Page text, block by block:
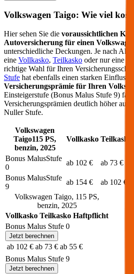
Volkswagen Taigo: Wie viel
Hier sehen Sie die voraussichtlichen
Autoversicherung für einen Volkswagen
unterschiedliche Deckungen. Je nach
eine Vollkasko, Teilkasko oder nur eine
richtige Wahl für Ihren
Stufe hat ebenfalls einen starken Einfluss
Versicherungsprämie für Ihren
Einsteigerstufe (Bonus Malus Stufe 9)
Versicherungsprämien deutlich höher aus
Nuller Stufe.
Volkswagen
Taigo115 PS,
benzin, 2025
Vollkasko Teilkasko
Bonus MalusStufe
0
ab 102 € ab 73 €
Bonus MalusStufe
9
ab 154 € ab 102 €
Volkswagen Taigo, 115 PS,
benzin, 2025
Vollkasko Teilkasko Haftpflicht
Bonus Malus Stufe 0
Jetzt berechnen
ab 102 € ab 73 € ab 55 €
Bonus Malus Stufe 9
Jetzt berechnen